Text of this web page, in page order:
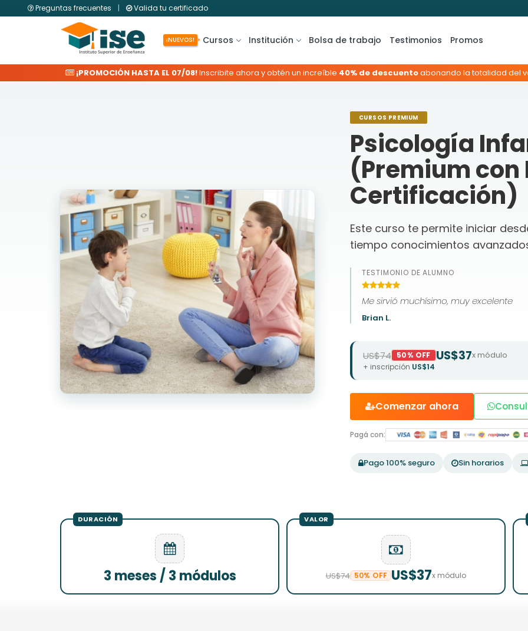
Preguntas frecuentes | Valida tu certificado
¡NUEVOS! Cursos Institución Bolsa de trabajo Testimonios Promos
¡PROMOCIÓN HASTA EL 07/08!Inscribite ahora y obtén un increíble 40% de descuentoabonando la totalidad del
CURSOS PREMIUM
Psicología
(Premium con
Certificación)
Este curso te permite iniciar
tiempo conocimientos
TESTIMONIO DE ALUMNO
Me sirvió muchísimo, muy excelente
Brian L.
US$74 50% OFF US$37x módulo
+ inscripción US$14
Comenzar ahora
Pagá con:
Pago 100% seguro Sin horarios
3 meses / 3 módulos US$74 50% OFF US$37x módulo